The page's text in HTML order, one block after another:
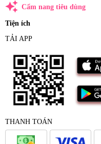
auto_awesome Cẩm nang tiêu dùng
Tiện ích
TẢI APP
THANH TOÁN